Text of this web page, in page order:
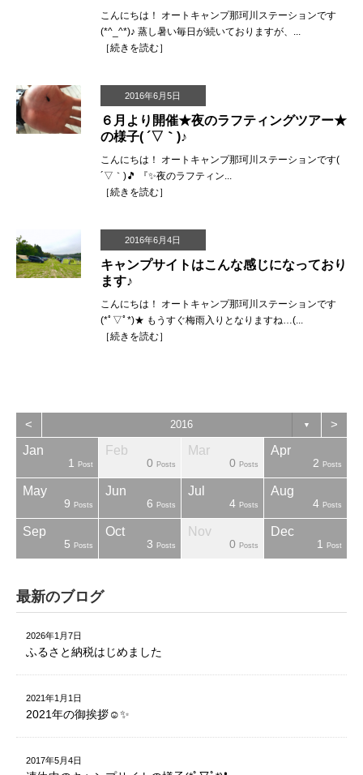
こんにちは！ オートキャンプ那珂川ステーションです
(*^_^*)♪ 蒸し暑い毎日が続いておりますが、...
［続きを読む］
2016年6月5日
６月より開催★夜のラフティングツアー★
の様子( ´▽｀)♪
こんにちは！ オートキャンプ那珂川ステーションです(
´▽｀)🎵 『✨夜のラフティン...
［続きを読む］
2016年6月4日
キャンプサイトはこんな感じになっており
ます♪
こんにちは！ オートキャンプ那珂川ステーションです
(*ﾟ▽ﾟ*)★ もうすぐ梅雨入りとなりますね…(...
［続きを読む］
< 2016 ▼ >
Jan
1 Post
Feb
0 Posts
Mar
0 Posts
Apr
2 Posts
May
9 Posts
Jun
6 Posts
Jul
4 Posts
Aug
4 Posts
Sep
5 Posts
Oct
3 Posts
Nov
0 Posts
Dec
1 Post
最新のブログ
2026年1月7日
ふるさと納税はじめました
2021年1月1日
2021年の御挨拶☺️✨
2017年5月4日